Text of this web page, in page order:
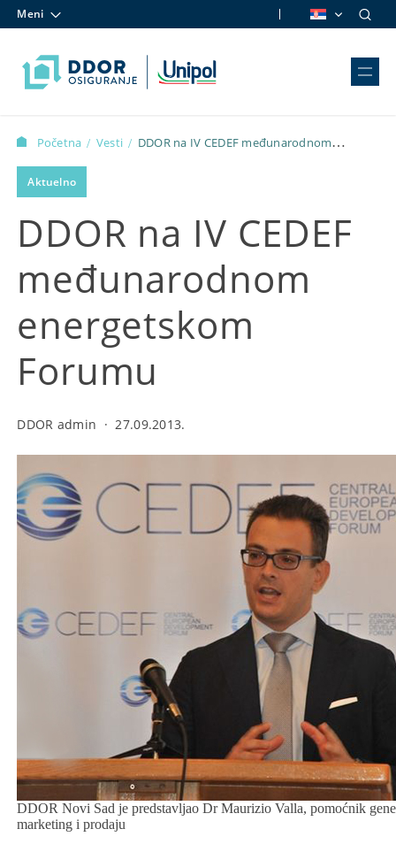
Meni
Početna / Vesti / DDOR na IV CEDEF međunarodnom
energetskom Forumu
Aktuelno
DDOR na IV CEDEF
međunarodnom
energetskom
Forumu
DDOR admin ·27.09.2013.
DDOR Novi Sad je predstavljao Dr Maurizio Valla, pomoćnik
marketing i prodaju